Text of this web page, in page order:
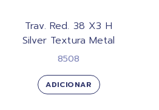
Trav. Red. 38 X3 H
Silver Textura Metal
8508
ADICIONAR